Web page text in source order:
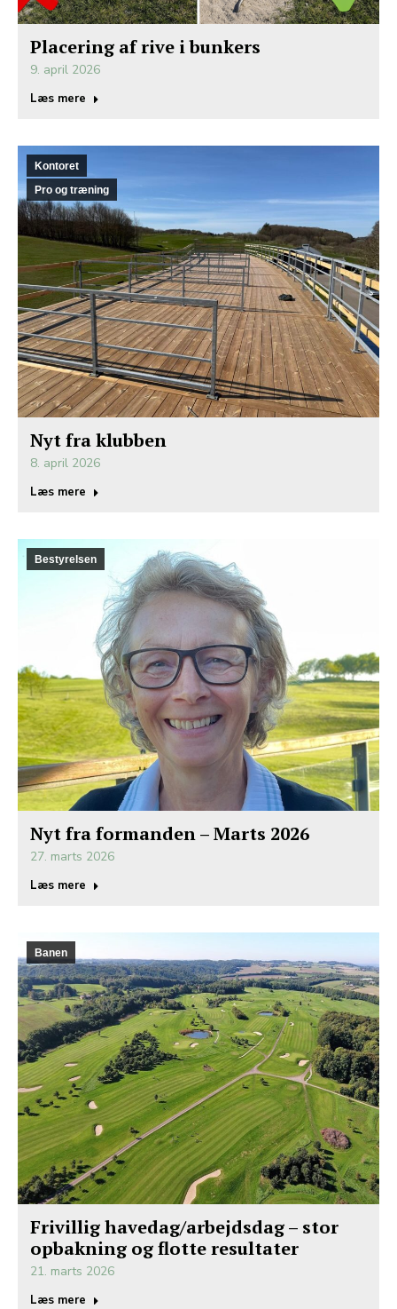
Placering af rive i bunkers
9. april 2026
Læs mere
Kontoret
Pro og træning
Nyt fra klubben
8. april 2026
Læs mere
Bestyrelsen
Nyt fra formanden – Marts 2026
27. marts 2026
Læs mere
Banen
Frivillig havedag/arbejdsdag – stor
opbakning og flotte resultater
21. marts 2026
Læs mere